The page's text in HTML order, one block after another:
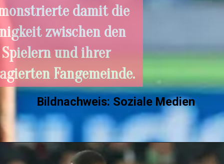
demonstrierte damit die
Einigkeit zwischen den
Spielern und ihrer
engagierten Fangemeinde.
Bildnachweis: Soziale Medien